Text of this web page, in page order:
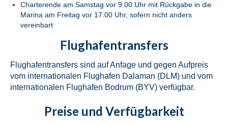
Jeanneau Sun Odyssey 490 Derya in
Fethiye in der Türkei
Fethiye in der Türkei
Marmaris
Fountaine Pajot Lucia 40 Maestro Amber
Fountaine Pajot Lucia 40 Quatour Coco D
Charterende am Samstag vor 9.00 Uhr mit Rückgabe in die
Marina am Freitag vor 17.00 Uhr, sofern nicht anders
vereinbart
Flughafentransfers
Flughafentransfers sind auf Anfage und gegen Aufpreis
vom internationalen Flughafen Dalaman (DLM) und vom
internationalen Flughafen Bodrum (BYV) verfügbar.
Preise und Verfügbarkeit